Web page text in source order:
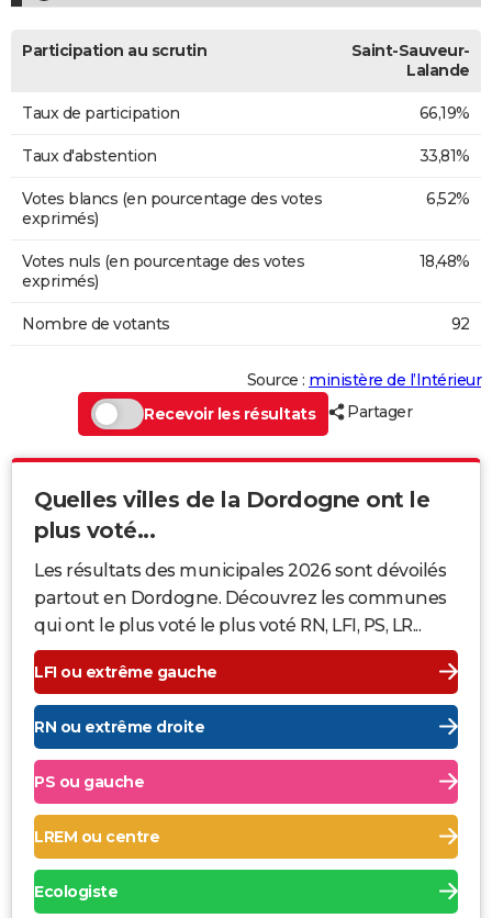
Participation au scrutin
Saint-Sauveur-
Lalande
Taux de participation 66,19%
Taux d'abstention 33,81%
Votes blancs (en pourcentage des votes
exprimés)
6,52%
Votes nuls (en pourcentage des votes
exprimés)
18,48%
Nombre de votants 92
Source : ministère de l’Intérieur
Recevoir les résultats
Partager
Quelles villes de la Dordogne ont le
plus voté...
Les résultats des municipales 2026 sont dévoilés
partout en Dordogne. Découvrez les communes
qui ont le plus voté le plus voté RN, LFI, PS, LR...
LFI ou extrême gauche
RN ou extrême droite
PS ou gauche
LREM ou centre
Ecologiste